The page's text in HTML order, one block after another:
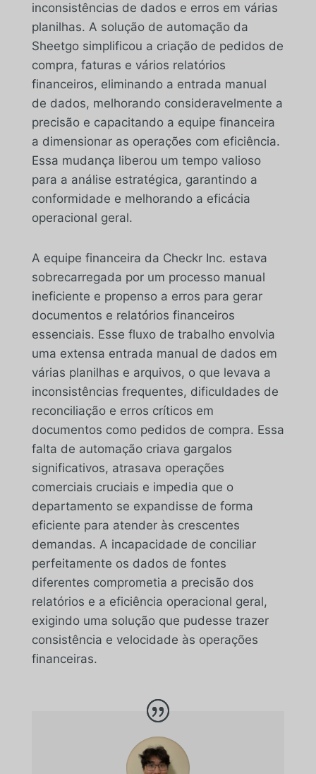
inconsistências de dados e erros em várias
planilhas. A solução de automação da
Sheetgo simplificou a criação de pedidos de
compra, faturas e vários relatórios
financeiros, eliminando a entrada manual
de dados, melhorando consideravelmente a
precisão e capacitando a equipe financeira
a dimensionar as operações com eficiência.
Essa mudança liberou um tempo valioso
para a análise estratégica, garantindo a
conformidade e melhorando a eficácia
operacional geral.
A equipe financeira da Checkr Inc. estava
sobrecarregada por um processo manual
ineficiente e propenso a erros para gerar
documentos e relatórios financeiros
essenciais. Esse fluxo de trabalho envolvia
uma extensa entrada manual de dados em
várias planilhas e arquivos, o que levava a
inconsistências frequentes, dificuldades de
reconciliação e erros críticos em
documentos como pedidos de compra. Essa
falta de automação criava gargalos
significativos, atrasava operações
comerciais cruciais e impedia que o
departamento se expandisse de forma
eficiente para atender às crescentes
demandas. A incapacidade de conciliar
perfeitamente os dados de fontes
diferentes comprometia a precisão dos
relatórios e a eficiência operacional geral,
exigindo uma solução que pudesse trazer
consistência e velocidade às operações
financeiras.